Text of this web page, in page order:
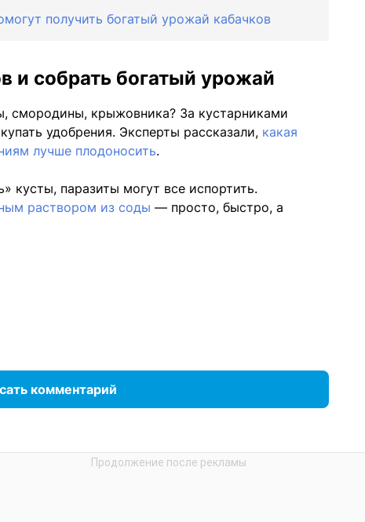
получить богатый урожай кабачков
и собрать богатый урожай
смородины, крыжовника? За кустарниками
удобрения. Эксперты рассказали, какая
лучше плодоносить.
кусты, паразиты могут все испортить.
раствором из соды — просто, быстро, а
комментарий